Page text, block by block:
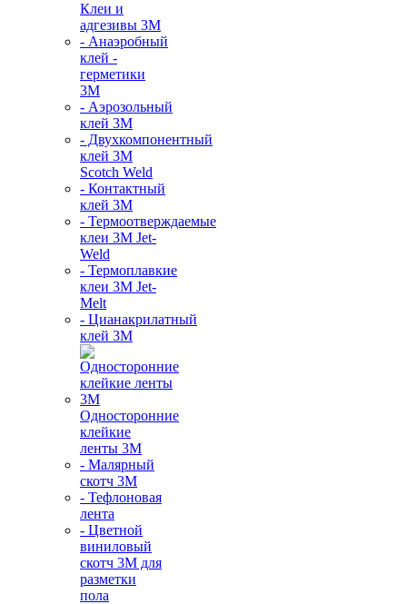
Клеи и
адгезивы 3М
- Анаэробный
клей -
герметики
3М
- Аэрозольный
клей 3М
- Двухкомпонентный
клей 3М
Scotch Weld
- Контактный
клей 3M
- Термоотверждаемые
клеи 3М Jet-
Weld
- Термоплавкие
клеи 3М Jet-
Melt
- Цианакрилатный
клей 3М
Односторонние
клейкие
ленты 3М
- Малярный
скотч 3М
- Тефлоновая
лента
- Цветной
виниловый
скотч 3М для
разметки
пола